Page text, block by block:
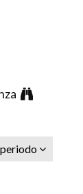
periodo